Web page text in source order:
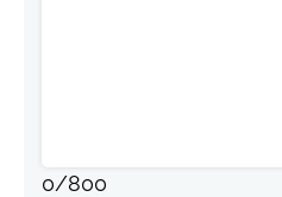
0/800